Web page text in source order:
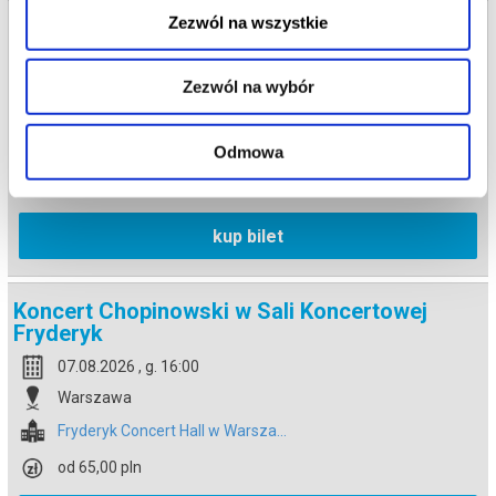
Zezwól na wszystkie
Zezwól na wybór
Odmowa
Koncert Chopinowski w Sali Koncertowej
Fryderyk
07.08.2026 , g. 14:30
Warszawa
Fryderyk Concert Hall w Warsza...
od 65,00 pln
kup bilet
Koncert Chopinowski w Sali Koncertowej
Fryderyk
07.08.2026 , g. 16:00
Warszawa
Fryderyk Concert Hall w Warsza...
od 65,00 pln